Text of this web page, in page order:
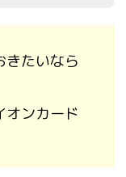
きたいなら
オンカード